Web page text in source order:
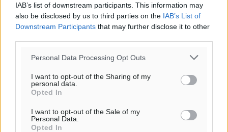
IAB’s list of downstream participants. This information may
also be disclosed by us to third parties on the IAB’s List of
Downstream Participants that may further disclose it to other
Personal Data Processing Opt Outs
I want to opt-out of the Sharing of my
personal data.
Opted In
I want to opt-out of the Sale of my
Personal Data.
Opted In
ΚΑΕ Κολοσσός: Οι τιμές των μεμονωμένων εισιτηρίων
Αθλητικά• πριν 22 λεπτά
υπάρχει, είναι το επόμενο»
Κράτησε Χατζηγιακουμή η Α.Ε. Δικαίου
Αθλητικά• πριν 26 λεπτά